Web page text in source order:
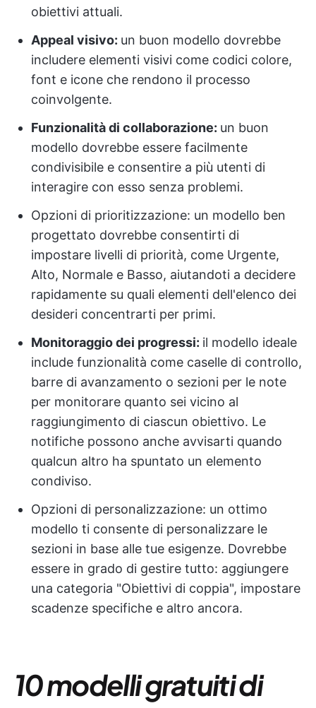
obiettivi attuali.
Appeal visivo: un buon modello dovrebbe
includere elementi visivi come codici colore,
font e icone che rendono il processo
coinvolgente.
Funzionalità di collaborazione: un buon
modello dovrebbe essere facilmente
condivisibile e consentire a più utenti di
interagire con esso senza problemi.
Opzioni di prioritizzazione: un modello ben
progettato dovrebbe consentirti di
impostare livelli di priorità, come Urgente,
Alto, Normale e Basso, aiutandoti a decidere
rapidamente su quali elementi dell'elenco dei
desideri concentrarti per primi.
Monitoraggio dei progressi: il modello ideale
include funzionalità come caselle di controllo,
barre di avanzamento o sezioni per le note
per monitorare quanto sei vicino al
raggiungimento di ciascun obiettivo. Le
notifiche possono anche avvisarti quando
qualcun altro ha spuntato un elemento
condiviso.
Opzioni di personalizzazione: un ottimo
modello ti consente di personalizzare le
sezioni in base alle tue esigenze. Dovrebbe
essere in grado di gestire tutto: aggiungere
una categoria "Obiettivi di coppia", impostare
scadenze specifiche e altro ancora.
10 modelli gratuiti di